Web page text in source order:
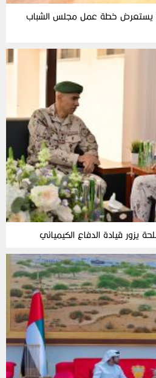
يستعرض خطة عمل مجلس الشباب
يزور قيادة الدفاع الكيميائي